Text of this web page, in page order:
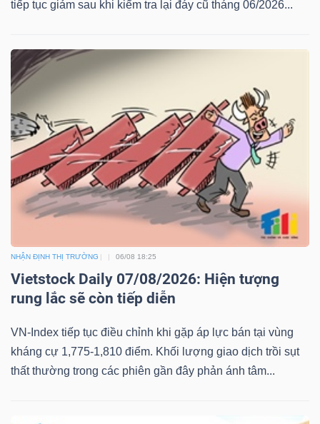
tiếp tục giảm sau khi kiểm tra lại đáy cũ tháng 06/2026...
NHẬN ĐỊNH THỊ TRƯỜNG 06/08 18:25
Vietstock Daily 07/08/2026: Hiện tượng
rung lắc sẽ còn tiếp diễn
VN-Index tiếp tục điều chỉnh khi gặp áp lực bán tại vùng
kháng cự 1,775-1,810 điểm. Khối lượng giao dịch trồi sụt
thất thường trong các phiên gần đây phản ánh tâm...